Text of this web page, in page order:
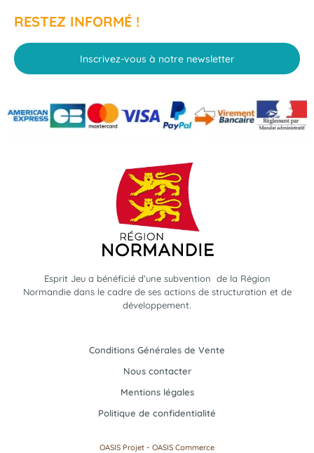
RESTEZ INFORMÉ !
Inscrivez-vous à notre newsletter
Esprit Jeu a bénéficié d'une subvention de la Région
Normandie dans le cadre de ses actions de structuration et de
développement.
Conditions Générales de Vente
Nous contacter
Mentions légales
Politique de confidentialité
OASIS Projet - OASIS Commerce